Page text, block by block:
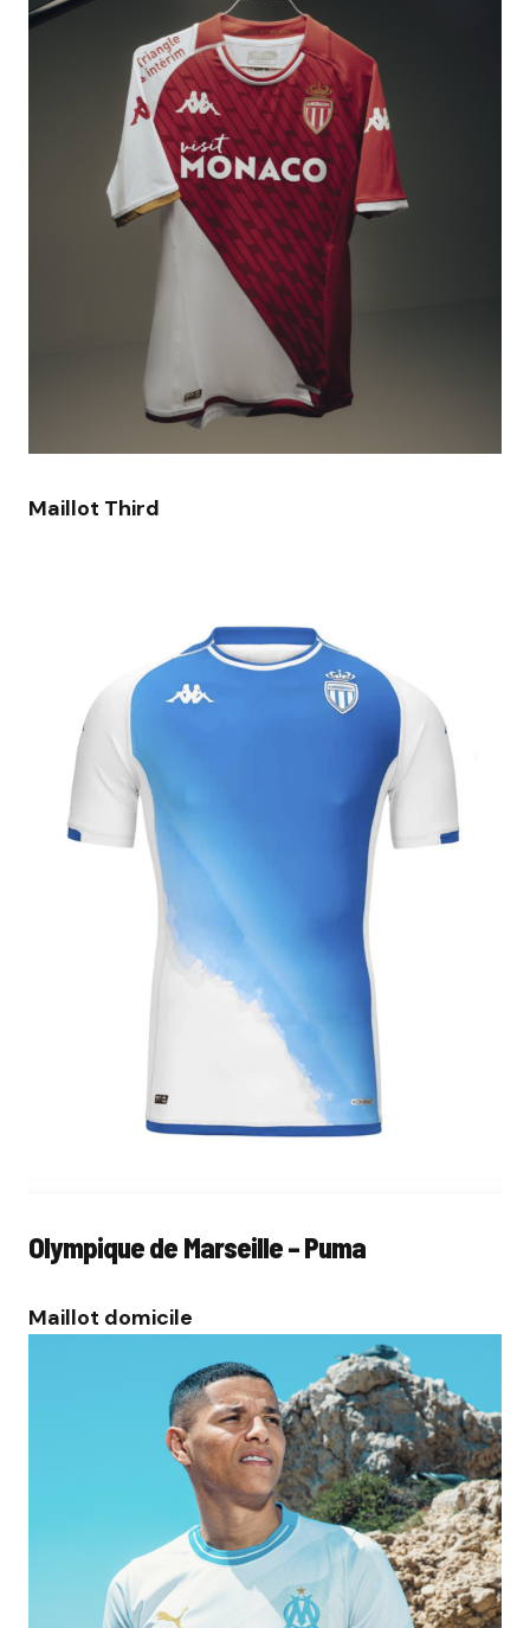
Maillot Third
Olympique de Marseille – Puma
Maillot domicile